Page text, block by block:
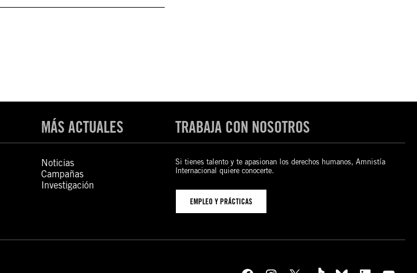
MÁS ACTUALES
Noticias
Campañas
Investigación
TRABAJA CON NOSOTROS
Si tienes talento y te apasionan los derechos humanos, Amnistía
Internacional quiere conocerte.
EMPLEO Y PRÁCTICAS